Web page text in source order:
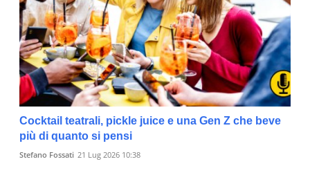
Cocktail teatrali, pickle juice e una Gen Z che beve
più di quanto si pensi
Stefano Fossati 21 Lug 2026 10:38